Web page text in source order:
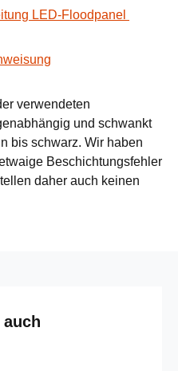
LED-Floodpanel
verwendeten
und schwankt
bis schwarz. Wir haben
Beschichtungsfehler
daher auch keinen